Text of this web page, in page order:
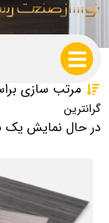
در حال نمایش یک
مرتب سازی
گرانترین